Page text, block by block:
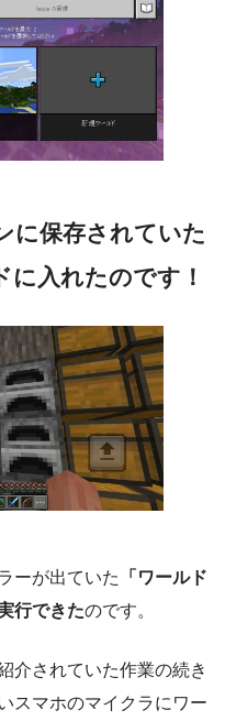
に保存されていた
に入れたのです！
ーが出ていた
「ワールド
行できたのです。
介されていた作業の続き
スマホのマイクラにワー